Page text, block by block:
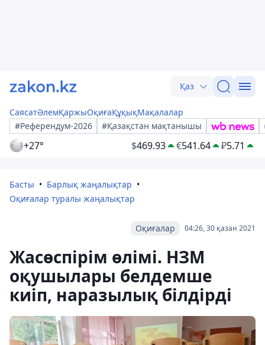
Қаз
СаясатӘлемҚаржыОқиғаҚұқықМақалалар
#Референдум-2026
#Қазақстан мақтанышы
+27° $469.93 €541.64 ₽5.71
Басты
Барлық жаңалықтар
Оқиғалар туралы жаңалықтар
04:26, 30 қазан 2021
Оқиғалар
Жасөспірім өлімі. НЗМ
оқушылары белдемше
киіп, наразылық білдірді